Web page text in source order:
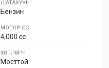
ШАТАХУУН
Бензин
МОТОР СС
4,000 cc
ХӨТЛӨГЧ
Мосттой